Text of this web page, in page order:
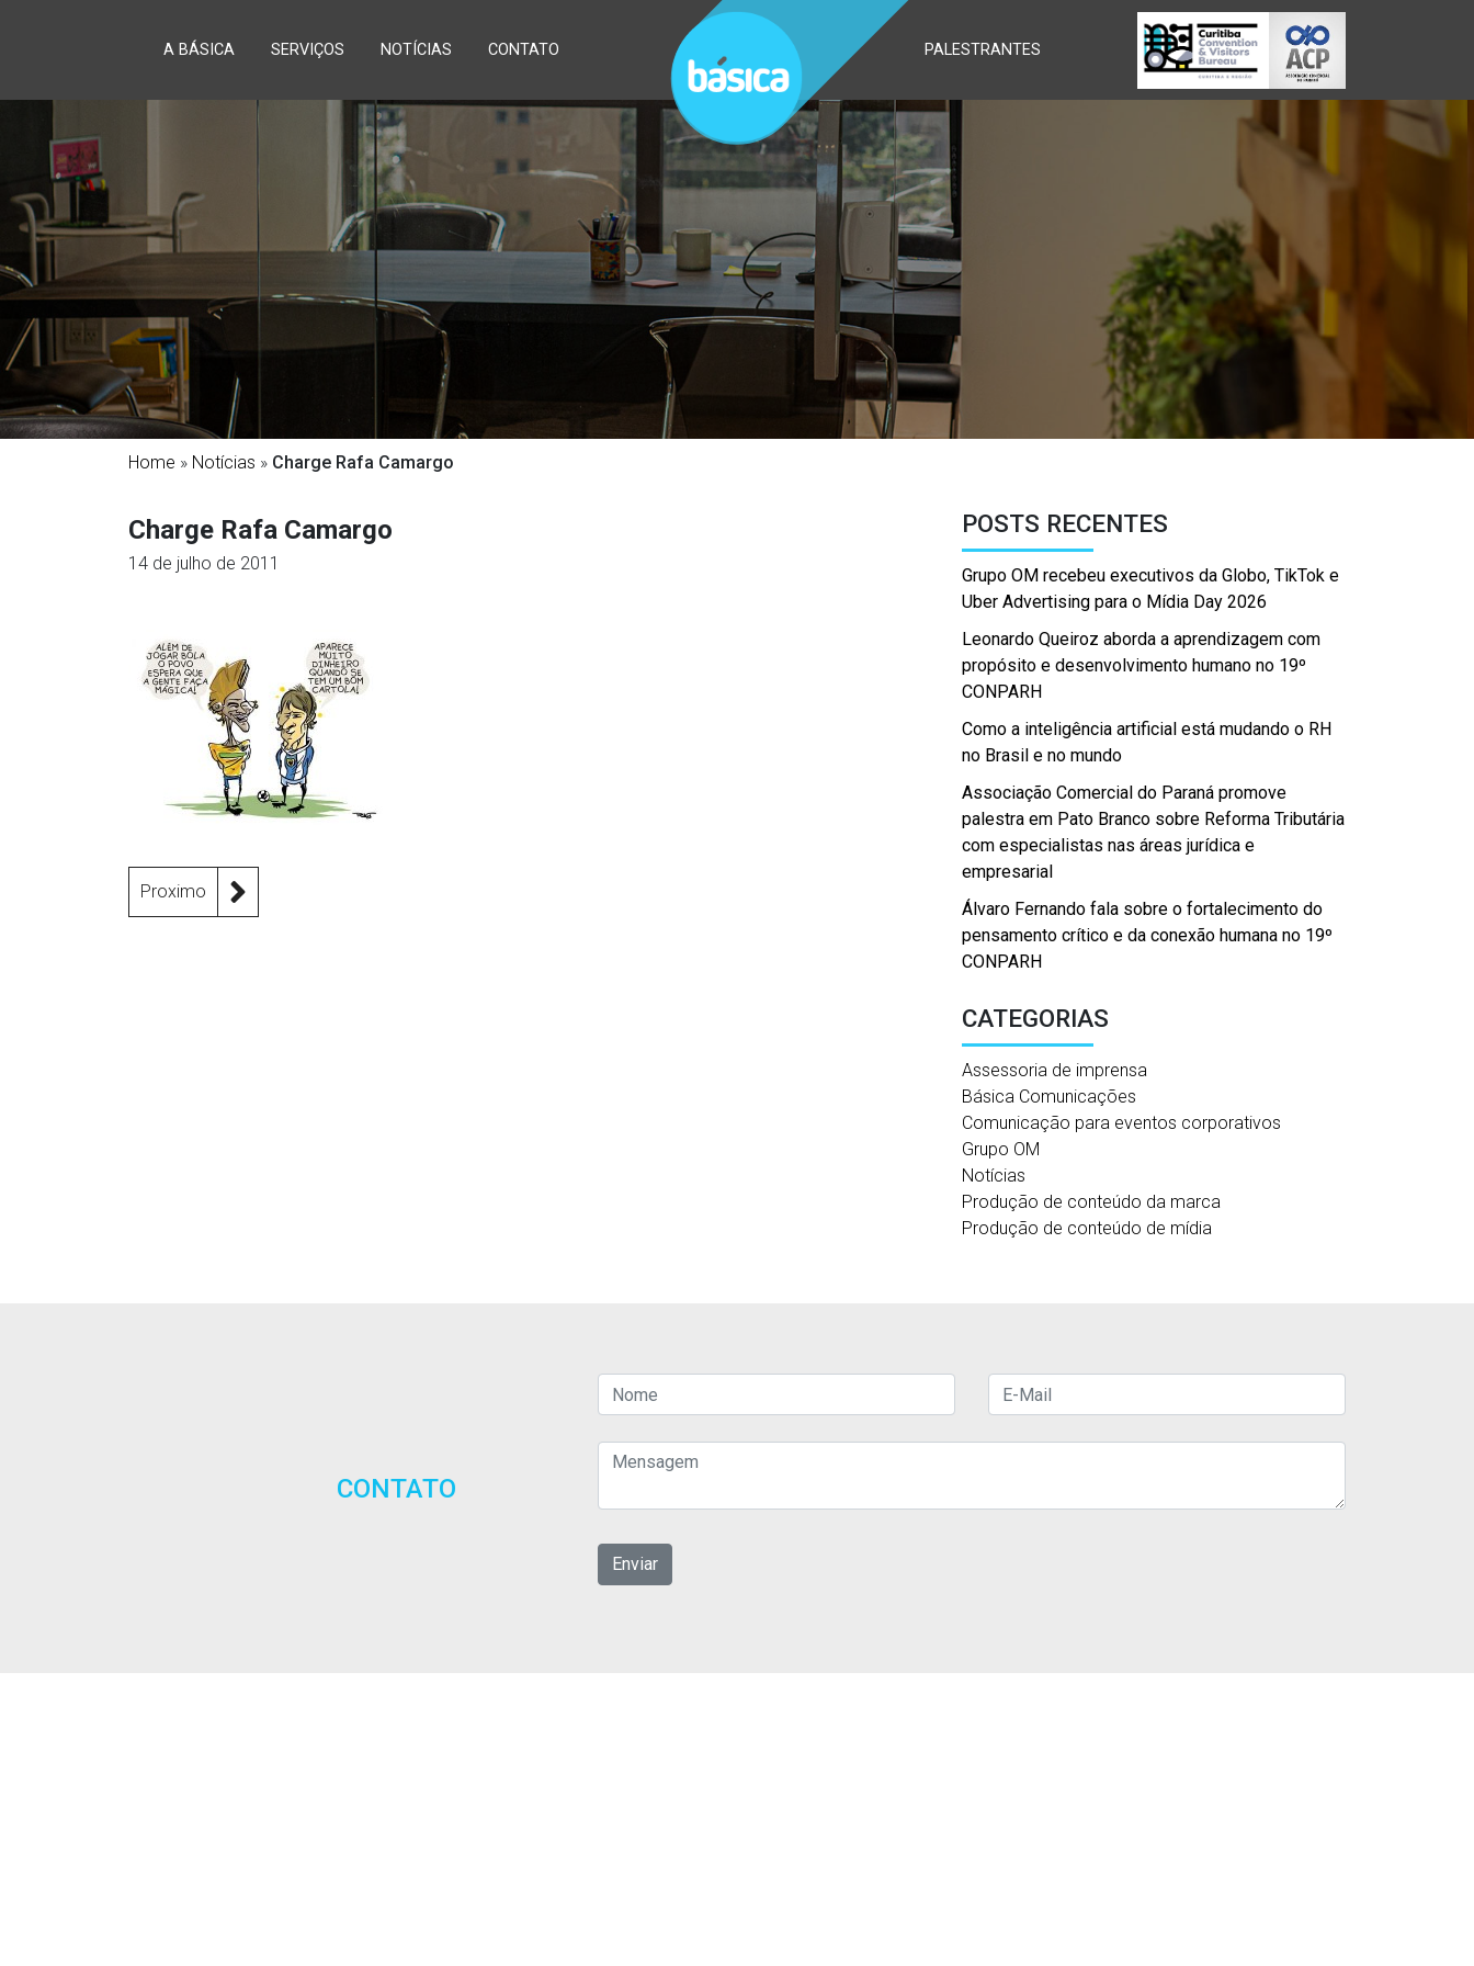
A BÁSICA SERVIÇOS NOTÍCIAS CONTATO PALESTRANTES
Home » Notícias » Charge Rafa Camargo
Charge Rafa Camargo
14 de julho de 2011
Proximo
POSTS RECENTES
Grupo OM recebeu executivos da Globo, TikTok e
Uber Advertising para o Mídia Day 2026
Leonardo Queiroz aborda a aprendizagem com
propósito e desenvolvimento humano no 19º
CONPARH
Como a inteligência artificial está mudando o RH
no Brasil e no mundo
Associação Comercial do Paraná promove
palestra em Pato Branco sobre Reforma Tributária
com especialistas nas áreas jurídica e
empresarial
Álvaro Fernando fala sobre o fortalecimento do
pensamento crítico e da conexão humana no 19º
CONPARH
CATEGORIAS
Assessoria de imprensa
Básica Comunicações
Comunicação para eventos corporativos
Grupo OM
Notícias
Produção de conteúdo da marca
Produção de conteúdo de mídia
CONTATO